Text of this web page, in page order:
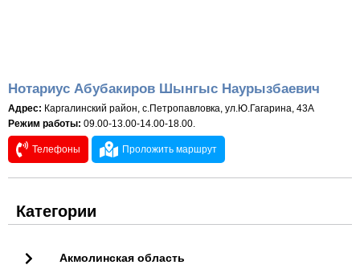
Нотариус Абубакиров Шынгыс Наурызбаевич
Адрес: Каргалинский район, с.Петропавловка, ул.Ю.Гагарина, 43А
Режим работы: 09.00-13.00-14.00-18.00.
Телефоны Проложить маршрут
Категории
Акмолинская область